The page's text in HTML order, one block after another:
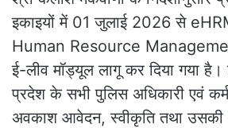
इकाइयों में 01 जुलाई 2026 से
Human Resource
ई-लीव मॉड्यूल लागू कर दिया गया
प्रदेश के सभी पुलिस अधिकारी एवं
अवकाश आवेदन, स्वीकृति तथा उसकी